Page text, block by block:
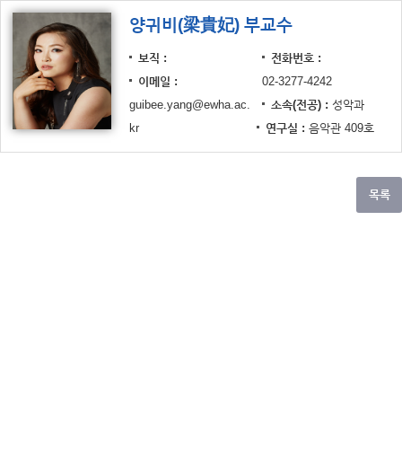
양귀비(梁貴妃) 부교수
보직
전화번호
02-3277-4242
이메일
guibee.yang@ewha.ac.
kr
소속(전공)
성악과
연구실
음악관 409호